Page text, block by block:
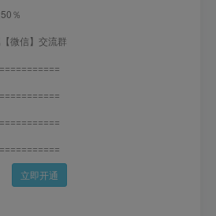
％
微信】交流群
立即开通